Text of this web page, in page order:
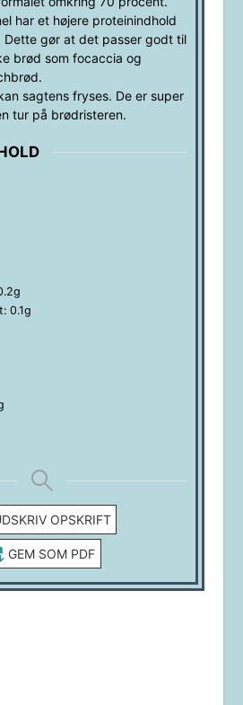
har et højere proteinindhold
Dette gør at det passer godt til
brød som focaccia og
sagtens fryses. De er super
tur på brødristeren.
g
0.1g
OPSKRIFT
GEM SOM PDF